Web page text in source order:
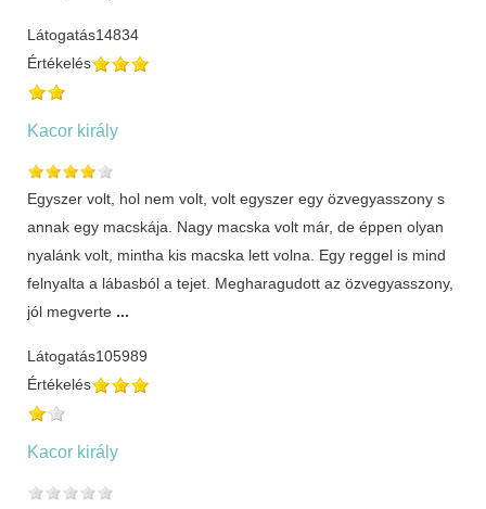
Látogatás14834
Értékelés
Kacor király
Egyszer volt, hol nem volt, volt egyszer egy özvegyasszony s
annak egy macskája. Nagy macska volt már, de éppen olyan
nyalánk volt, mintha kis macska lett volna. Egy reggel is mind
felnyalta a lábasból a tejet. Megharagudott az özvegyasszony,
jól megverte ...
Látogatás105989
Értékelés
Kacor király